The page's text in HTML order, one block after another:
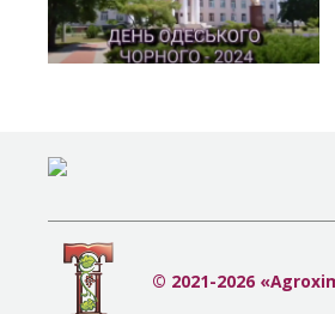
© 2021-2026